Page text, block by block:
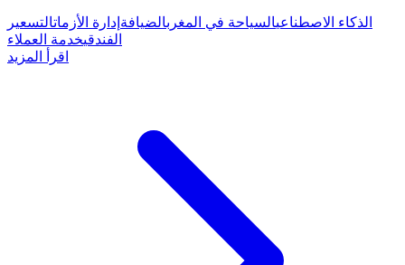
الذكاء الاصطناعيالسياحة في المغربالضيافة إدارة الأزماتالتسعير
الفندقيخدمة العملاء
اقرأ المزيد